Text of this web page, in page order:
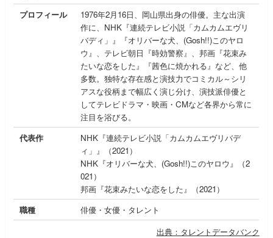
プロフィール
1976年2月16日、岡山県出身の俳優。主な出演
作に、NHK『連続テレビ小説「カムカムエヴリ
バディ」』『オリバーな犬、(Gosh!!)このヤロ
ウ』、テレビ朝日『時効警察』、邦画『花束み
たいな恋をした』『茜色に焼かれる』など、他
多数。独特な存在感と演技力でコミカル～シリ
アスな役柄まで幅広く演じ分け、演技派俳優と
してテレビドラマ・映画・CMなど各界から常に
注目を浴びる。
代表作
NHK『連続テレビ小説「カムカムエヴリバデ
ィ」』（2021）
NHK『オリバーな犬、(Gosh!!)このヤロウ』（2
021）
邦画『花束みたいな恋をした』（2021）
職種
俳優・女優・タレント
出典：タレントデータバンク